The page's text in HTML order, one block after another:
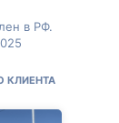
в РФ.
КЛИЕНТА